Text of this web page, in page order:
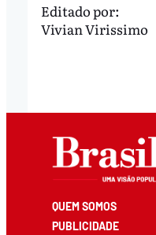
Editado por:
Vivian Virissimo
QUEM SOMOS
PUBLICIDADE